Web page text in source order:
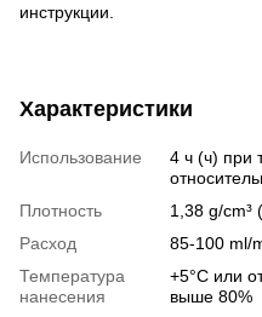
инструкции.
Характеристики
Использование
4 ч (ч) при
Плотность
1,38 g/cm³
Расход
85-100 ml/
Температура
нанесения
+5°С или
выше 80%